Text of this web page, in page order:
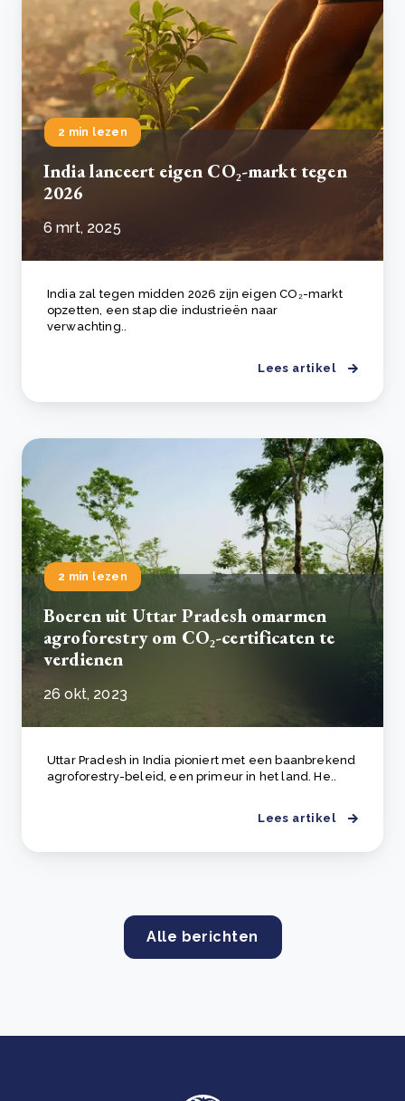
2 min lezen
India lanceert eigen CO₂-markt tegen
2026
6 mrt, 2025
India zal tegen midden 2026 zijn eigen CO₂-markt
opzetten, een stap die industrieën naar
verwachting..
Lees artikel
2 min lezen
Boeren uit Uttar Pradesh omarmen
agroforestry om CO₂-certificaten te
verdienen
26 okt, 2023
Uttar Pradesh in India pioniert met een baanbrekend
agroforestry-beleid, een primeur in het land. He..
Lees artikel
Alle berichten